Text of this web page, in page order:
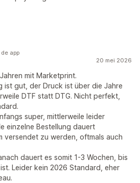
20 mei 2026
mit Marketprint.
ist gut, der Druck ist über die Jahre
DTF statt DTG. Nicht perfekt,
super, mittlerweile leider
einzelne Bestellung dauert
versendet zu werden, oftmals auch
dauert es somit 1-3 Wochen, bis
Leider kein 2026 Standard, eher
app